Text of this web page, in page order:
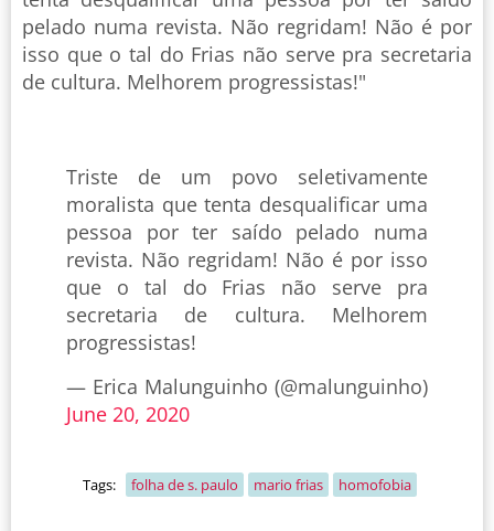
pelado numa revista. Não regridam! Não é por
isso que o tal do Frias não serve pra secretaria
de cultura. Melhorem progressistas!"
Triste de um povo seletivamente
moralista que tenta desqualificar uma
pessoa por ter saído pelado numa
revista. Não regridam! Não é por isso
que o tal do Frias não serve pra
secretaria de cultura. Melhorem
progressistas!
— Erica Malunguinho (@malunguinho)
June 20, 2020
Tags: folha de s. paulo mario frias homofobia